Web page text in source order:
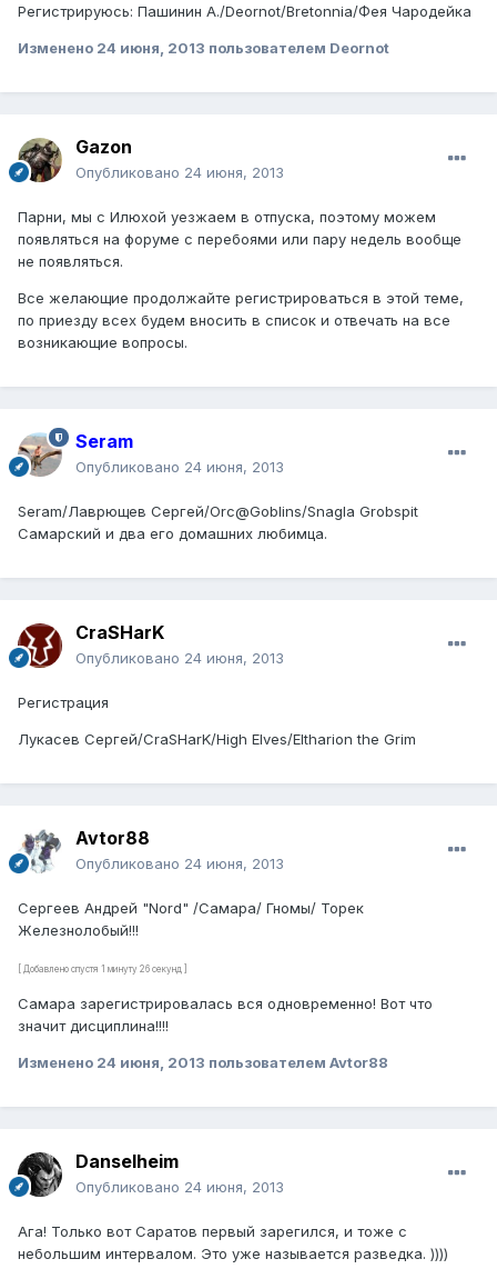
Регистрируюсь: Пашинин А./Deornot/Bretonnia/Фея Чародейка
Изменено 24 июня, 2013 пользователем Deornot
Gazon
Опубликовано 24 июня, 2013
Парни, мы с Илюхой уезжаем в отпуска, поэтому можем
появляться на форуме с перебоями или пару недель вообще
не появляться.
Все желающие продолжайте регистрироваться в этой теме,
по приезду всех будем вносить в список и отвечать на все
возникающие вопросы.
Seram
Опубликовано 24 июня, 2013
Seram/Лаврющев Сергей/Orc@Goblins/Snagla Grobspit
Самарский и два его домашних любимца.
CraSHarK
Опубликовано 24 июня, 2013
Регистрация
Лукасев Сергей/CraSHarK/High Elves/Eltharion the Grim
Avtor88
Опубликовано 24 июня, 2013
Сергеев Андрей "Nord" /Самара/ Гномы/ Торек
Железнолобый!!!
[ Добавлено спустя 1 минуту 26 секунд ]
Самара зарегистрировалась вся одновременно! Вот что
значит дисциплина!!!!
Изменено 24 июня, 2013 пользователем Avtor88
Danselheim
Опубликовано 24 июня, 2013
Ага! Только вот Саратов первый зарегился, и тоже с
небольшим интервалом. Это уже называется разведка. ))))